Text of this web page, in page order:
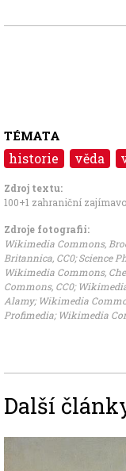
TÉMATA
historie věda
Zdroj textu:
100+1 zahraniční
Zdroje fotografii:
Wikimedia Commons,
Britannica, CC0;Science
Wikimedia Commons,
Commons, CC0;
Alamy;Wikimedia
Profimedia;Wikimedia
Další